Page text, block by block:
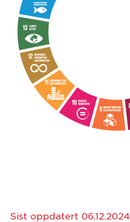
Sist oppdatert 06.12.2024